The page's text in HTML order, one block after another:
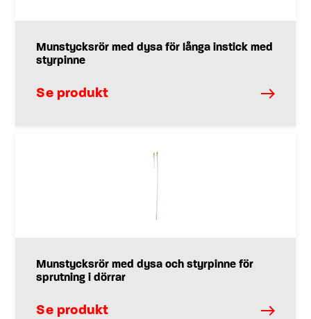
Munstycksrör med dysa för långa instick med
styrpinne
Se produkt
Munstycksrör med dysa och styrpinne för
sprutning i dörrar
Se produkt